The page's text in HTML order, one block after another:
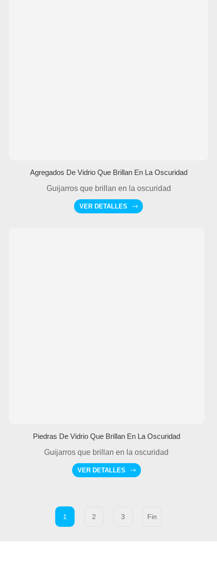
Agregados De Vidrio Que Brillan En La Oscuridad
Guijarros que brillan en la oscuridad
VER DETALLES
Piedras De Vidrio Que Brillan En La Oscuridad
Guijarros que brillan en la oscuridad
VER DETALLES
1 2 3 Fin